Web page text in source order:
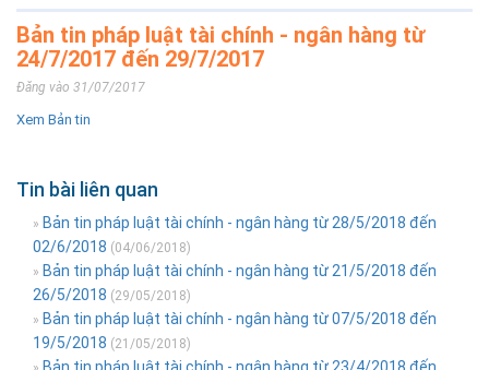
Bản tin pháp luật tài chính - ngân hàng từ
24/7/2017 đến 29/7/2017
Đăng vào 31/07/2017
Xem Bản tin
Tin bài liên quan
» Bản tin pháp luật tài chính - ngân hàng từ 28/5/2018 đến
02/6/2018 (04/06/2018)
» Bản tin pháp luật tài chính - ngân hàng từ 21/5/2018 đến
26/5/2018 (29/05/2018)
» Bản tin pháp luật tài chính - ngân hàng từ 07/5/2018 đến
19/5/2018 (21/05/2018)